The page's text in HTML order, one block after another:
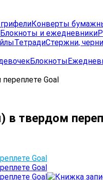
Конверты
Блокноты и ежедневники
ТетрадиСтержни,
Блокноты
Goal
твердом